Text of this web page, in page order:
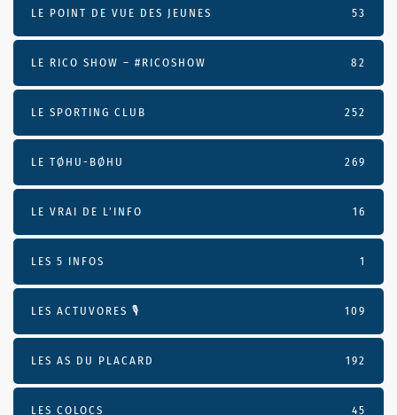
LE POINT DE VUE DES JEUNES 53
LE RICO SHOW – #RICOSHOW 82
LE SPORTING CLUB 252
LE TØHU-BØHU 269
LE VRAI DE L’INFO 16
LES 5 INFOS 1
LES ACTUVORES 🎙 109
LES AS DU PLACARD 192
LES COLOCS 45